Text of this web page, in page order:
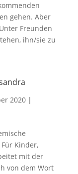
gehen. Aber
Freunden
ihn/sie zu
2020|
Kinder,
mit der
von dem Wort